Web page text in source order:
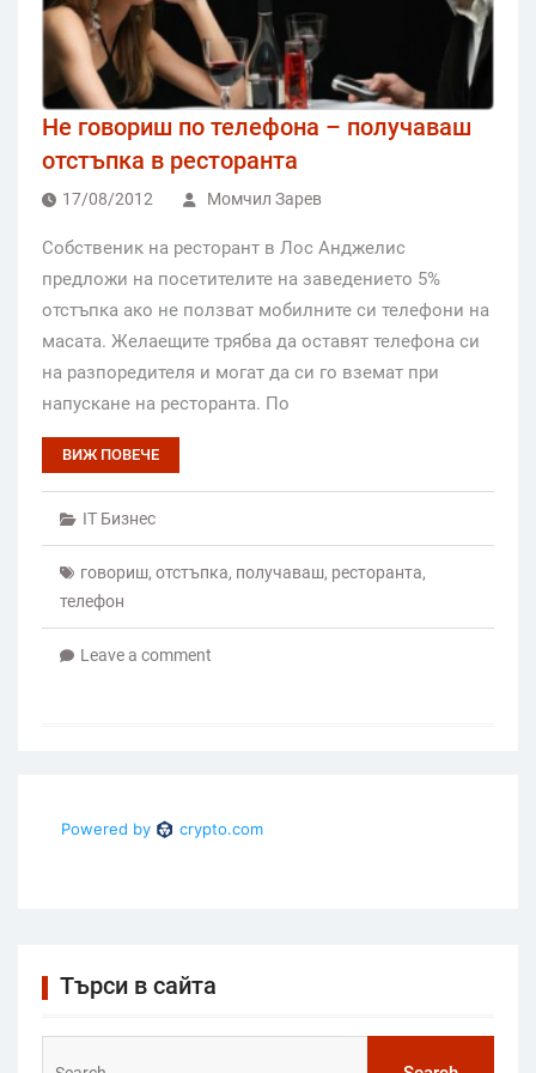
Не говориш по телефона – получаваш
отстъпка в ресторанта
17/08/2012 Момчил Зарев
Собственик на ресторант в Лос Анджелис
предложи на посетителите на заведението 5%
отстъпка ако не ползват мобилните си телефони на
масата. Желаещите трябва да оставят телефона си
на разпоредителя и могат да си го вземат при
напускане на ресторанта. По
ВИЖ ПОВЕЧЕ
IT Бизнес
говориш, отстъпка, получаваш, ресторанта,
телефон
Leave a comment
Търси в сайта